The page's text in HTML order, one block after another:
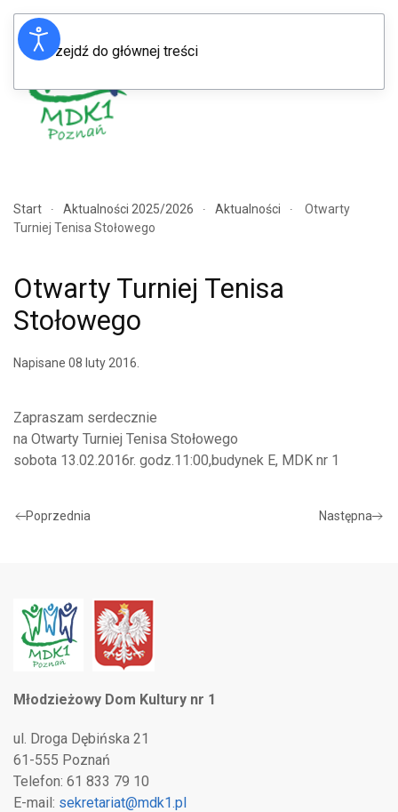
Przejdź do głównej treści
Start Aktualności 2025/2026 Aktualności
Otwarty
Turniej Tenisa Stołowego
Otwarty Turniej Tenisa
Stołowego
Napisane 08 luty 2016.
Zapraszam serdecznie
na Otwarty Turniej Tenisa Stołowego
sobota 13.02.2016r. godz.11:00,budynek E, MDK nr 1
Poprzednia Następna
Młodzieżowy Dom Kultury nr 1
ul. Droga Dębińska 21
61-555 Poznań
Telefon: 61 833 79 10
E-mail: sekretariat@mdk1.pl